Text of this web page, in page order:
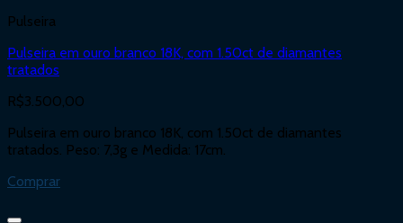
Pulseira
Pulseira em ouro branco 18K, com 1.50ct de diamantes
tratados
R$3.500,00
Pulseira em ouro branco 18K, com 1.50ct de diamantes
tratados. Peso: 7,3g e Medida: 17cm.
Comprar